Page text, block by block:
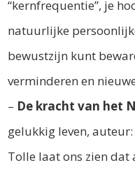
“kernfrequentie”, je
natuurlijke
bewustzijn kunt
verminderen en
– De kracht van het
gelukkig leven,
Tolle laat ons zien dat